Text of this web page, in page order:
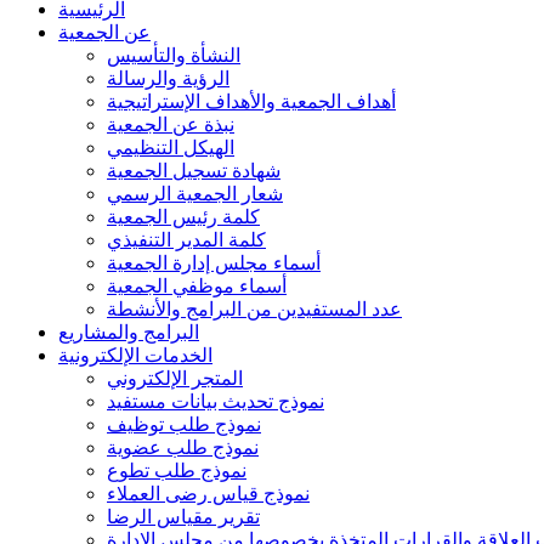
الرئيسية
عن الجمعية
النشأة والتأسيس
الرؤية والرسالة
أهداف الجمعية والأهداف الإستراتيجية
نبذة عن الجمعية
الهيكل التنظيمي
شهادة تسجيل الجمعية
شعار الجمعية الرسمي
كلمة رئيس الجمعية
كلمة المدير التنفيذي
أسماء مجلس إدارة الجمعية
أسماء موظفي الجمعية
عدد المستفيدين من البرامج والأنشطة
البرامج والمشاريع
الخدمات الإلكترونية
المتجر الإلكتروني
نموذج تحديث بيانات مستفيد
نموذج طلب توظيف
نموذج طلب عضوية
نموذج طلب تطوع
نموذج قياس رضى العملاء
تقرير مقياس الرضا
والقرارات المتخذة بخصوصها من مجلس الإدارة